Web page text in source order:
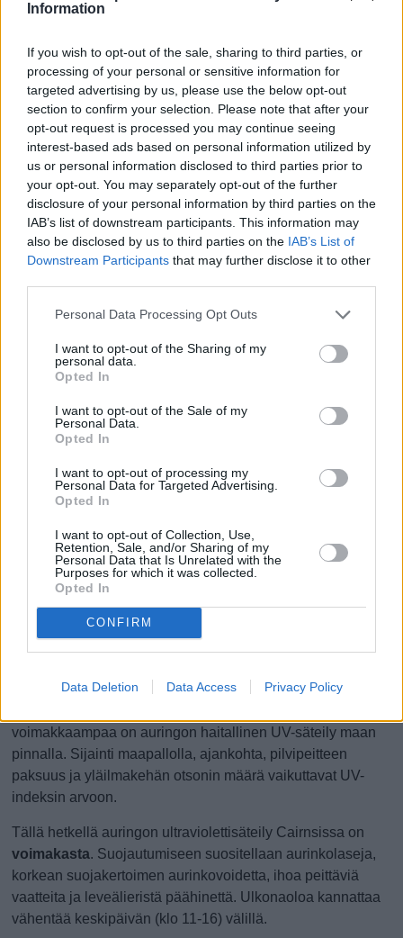
Information
If you wish to opt-out of the sale, sharing to third parties, or
processing of your personal or sensitive information for
targeted advertising by us, please use the below opt-out
section to confirm your selection. Please note that after your
opt-out request is processed you may continue seeing
interest-based ads based on personal information utilized by
us or personal information disclosed to third parties prior to
your opt-out. You may separately opt-out of the further
disclosure of your personal information by third parties on the
IAB’s list of downstream participants. This information may
also be disclosed by us to third parties on the IAB’s List of
Downstream Participants that may further disclose it to other
Personal Data Processing Opt Outs
I want to opt-out of the Sharing of my
personal data.
Opted In
I want to opt-out of the Sale of my
Personal Data.
Opted In
I want to opt-out of processing my
Personal Data for Targeted Advertising.
Opted In
I want to opt-out of Collection, Use,
Retention, Sale, and/or Sharing of my
Personal Data that Is Unrelated with the
Purposes for which it was collected.
Opted In
CONFIRM
Data Deletion Data Access Privacy Policy
Sateen määrä (kertymä) lähipäivinä
(mm), ennuste
0 mm
0.4 mm
1.3 mm
0 mm 0 mm
0 mm
7.8.
8.8. 9.8. 10.8. 11.8. 12.8.
Parhaat matkustusajat
Milloin Cairnsiin kannattaa säiden puolesta matkustaa?
Aiempina vuosina Cairnsin lämpimimmät neljä kuukautta
keskimäärin (alkaen lämpimimmästä) ovat olleet tammikuu,
helmikuu, joulukuu ja maaliskuu. Näiden kuukausien
aikana lämpötila on tavanomaisesti pysytellyt 24 asteen ja
31 asteen välillä vuorokauden keskilämpötilan ollessa 27
Aiempina vuosina kylmimmät neljä kuukautta (alkaen
kylmimmästä) ovat olleet heinäkuu, elokuu, kesäkuu ja
syyskuu. Näiden kuukausien aikana lämpötila on vaihdellut
tavanomaisesti 18 asteen ja 28 asteen välillä vuorokauden
keskilämpötilan ollessa 22 astetta.
Auringon ultraviolettisäteily
UV-indeksi: 6
UV-indeksi (UVI) kertoo tarpeesta suojautua auringon
voimakkaampaa on auringon haitallinen UV-säteily maan
pinnalla. Sijainti maapallolla, ajankohta, pilvipeitteen
paksuus ja yläilmakehän otsonin määrä vaikuttavat UV-
indeksin arvoon.
Tällä hetkellä auringon ultraviolettisäteily Cairnsissa on
voimakasta. Suojautumiseen suositellaan aurinkolaseja,
korkean suojakertoimen aurinkovoidetta, ihoa peittäviä
vaatteita ja leveälieristä päähinettä. Ulkonaoloa kannattaa
vähentää keskipäivän (klo 11-16) välillä.